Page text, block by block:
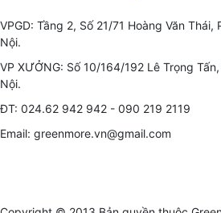
VPGD: Tầng 2, Số 21/71 Hoàng Văn
Nội.
VP XƯỞNG: Số 10/164/192 Lê Trọng
Nội.
ĐT: 024.62 942 942 - 090 219 2119
Email: greenmore.vn@gmail.com